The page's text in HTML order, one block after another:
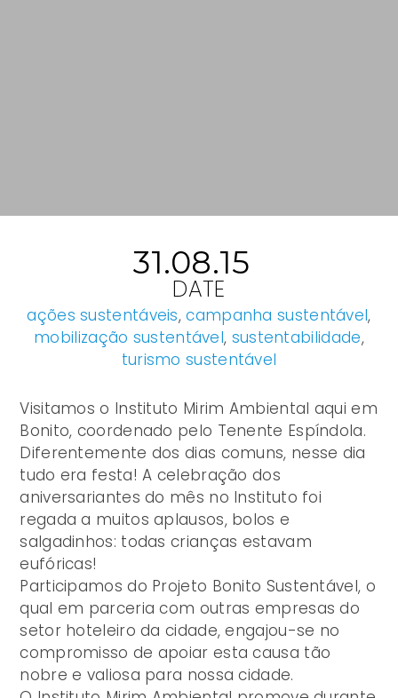
31.08.15
DATE
ações sustentáveis,campanha sustentável,
mobilização sustentável, sustentabilidade,
turismo sustentável
Visitamos o Instituto Mirim Ambiental aqui em
Bonito, coordenado pelo Tenente Espíndola.
Diferentemente dos dias comuns, nesse dia
tudo era festa! A celebração dos
aniversariantes do mês no Instituto foi
regada a muitos aplausos, bolos e
salgadinhos: todas crianças estavam
eufóricas!
Participamos do Projeto Bonito Sustentável, o
qual em parceria com outras empresas do
setor hoteleiro da cidade, engajou-se no
compromisso de apoiar esta causa tão
nobre e valiosa para nossa cidade.